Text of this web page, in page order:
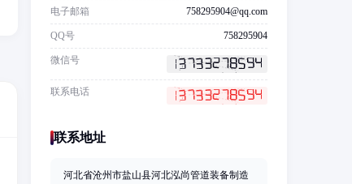
电子邮箱 758295904@qq.com
QQ号 758295904
微信号
联系电话
联系地址
河北省沧州市盐山县河北泓尚管道装备制造